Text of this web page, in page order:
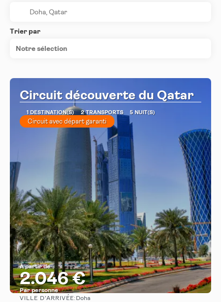
Trier par
Notre sélection
Circuit découverte du Qatar
1 DESTINATION(S) 2 TRANSPORTS 5 NUIT(S)
Circuit avec départ garanti
À partir de
2.046 €
Par personne
VILLE D’ARRIVÉE: Doha